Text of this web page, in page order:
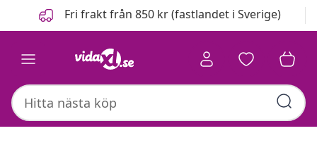
FöregåendeFri frakt från 850 kr (fastlandet i Sverige)